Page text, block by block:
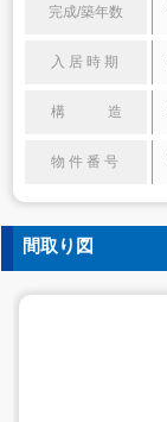
完成/築年数
入居時期
構 造
物件番号
間取り図